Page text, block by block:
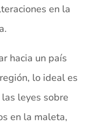
en la
hacia un país
lo ideal es
leyes sobre
en la maleta,